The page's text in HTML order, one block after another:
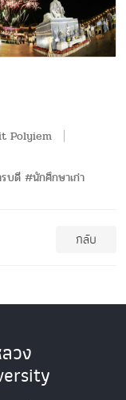
Polyiem
บดี #นักศึกษาเก่า
กลับ
วง